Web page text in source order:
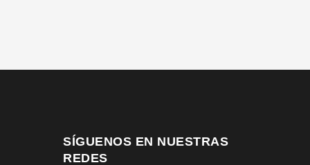
SÍGUENOS EN NUESTRAS
REDES